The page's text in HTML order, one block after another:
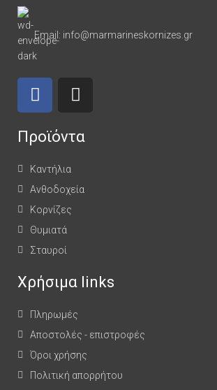
Email: info@marmarineskornizes.gr
Προϊόντα
Καντήλια
Ανθοδοχεία
Κορνίζες
Θυμιατά
Σταυροί
Χρήσιμα links
Πληρωμές
Αποστολές - επιστροφές
Όροι χρήσης
Πολιτική απορρήτου